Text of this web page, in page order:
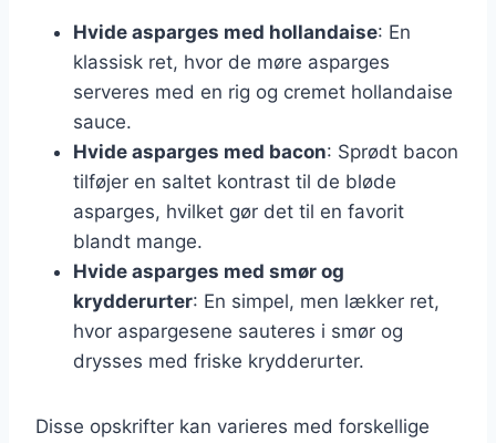
Hvide asparges med hollandaise: En
klassisk ret, hvor de møre asparges
serveres med en rig og cremet hollandaise
sauce.
Hvide asparges med bacon: Sprødt bacon
tilføjer en saltet kontrast til de bløde
asparges, hvilket gør det til en favorit
blandt mange.
Hvide asparges med smør og
krydderurter: En simpel, men lækker ret,
hvor aspargesene sauteres i smør og
drysses med friske krydderurter.
Disse opskrifter kan varieres med forskellige